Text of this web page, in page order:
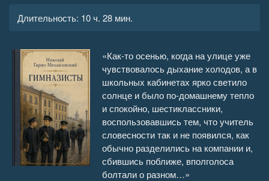
16:58
Гимназисты 15
08:49
Гимназисты 16
Гимназисты 17
39:59
Гимназисты 18
26:47
Гимназисты 19
Длительность: 10 ч. 28 мин.
«Как-то осенью, когда на улице уже
чувствовалось дыхание холодов, а в
школьных кабинетах ярко светило
солнце и было по-домашнему тепло
и спокойно, шестиклассники,
воспользовавшись тем, что учитель
словесности так и не появился, как
обычно разделились на компании и,
сбившись поближе, вполголоса
болтали о разном…»